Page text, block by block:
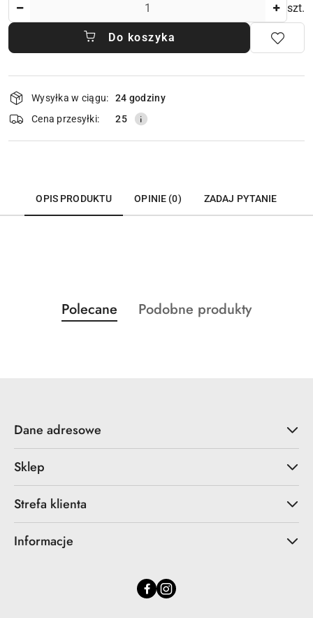
szt.
Do koszyka
Dostępność
i
dostawa
Wysyłka w ciągu:
24 godziny
Cena przesyłki:
25
OPIS PRODUKTU OPINIE (0) ZADAJ PYTANIE
Pomiń karuzelę produktów
Produkty
o
Polecane
Produkty
Podobne produkty
Dane adresowe
Sklep
Strefa klienta
Informacje